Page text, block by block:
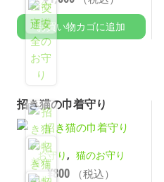
お買い物カゴに追加
招き猫の巾着守り
お守り , 猫のお守り
¥800 （税込）